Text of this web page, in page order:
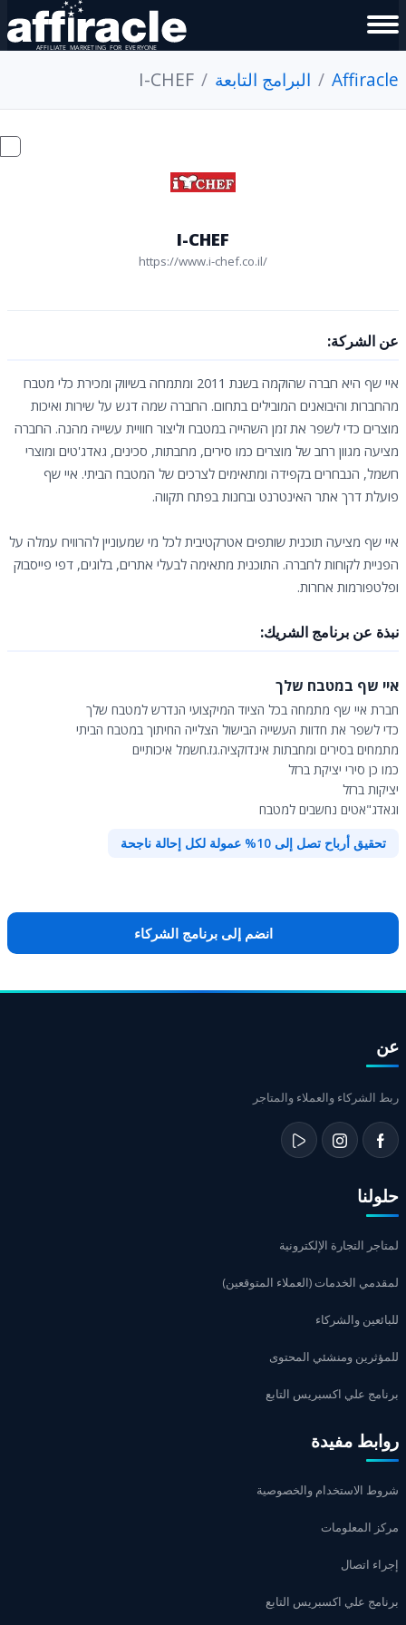
Affiracle البرامج التابعة I-CHEF
I-CHEF
https://www.i-chef.co.il/
عن الشركة:
איי שף היא חברה שהוקמה בשנת 2011 ומתמחה בשיווק ומכירת כלי מטבח
מהחברות והיבואנים המובילים בתחום. החברה שמה דגש על שירות ואיכות
מוצרים כדי לשפר את זמן השהייה במטבח וליצור חוויית עשייה מהנה. החברה
מציעה מגוון רחב של מוצרים כמו סירים, מחבתות, סכינים, גאדג'טים ומוצרי
חשמל, הנבחרים בקפידה ומתאימים לצרכים של המטבח הביתי. איי שף
פועלת דרך אתר האינטרנט ובחנות בפתח תקווה.
איי שף מציעה תוכנית שותפים אטרקטיבית לכל מי שמעוניין להרוויח עמלה על
הפניית לקוחות לחברה. התוכנית מתאימה לבעלי אתרים, בלוגים, דפי פייסבוק
ופלטפורמות אחרות.
نبذة عن برنامج الشريك:
איי שף במטבח שלך
חברת איי שף מתמחה בכל הציוד המיקצועי הנדרש למטבח שלך
כדי לשפר את חדוות העשייה הבישול הצלייה החיתוך במטבח הביתי
מתמחים בסירים ומחבתות אינדוקציה.גז.חשמל איכותיים
כמו כן סירי יציקת ברזל
יציקות ברזל
וגאדג"אטים נחשבים למטבח
تحقيق أرباح تصل إلى 10% عمولة لكل إحالة ناجحة
انضم إلى برنامج الشركاء
عن
ربط الشركاء والعملاء والمتاجر
حلولنا
لمتاجر التجارة الإلكترونية
لمقدمي الخدمات (العملاء المتوقعين)
للبائعين والشركاء
للمؤثرين ومنشئي المحتوى
برنامج علي اكسبريس التابع
روابط مفيدة
شروط الاستخدام والخصوصية
مركز المعلومات
إجراء اتصال
برنامج علي اكسبريس التابع